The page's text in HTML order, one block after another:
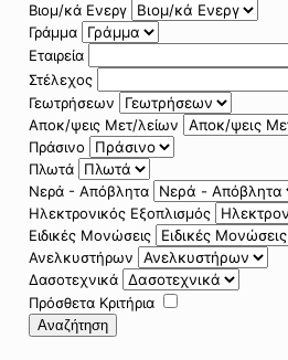
Βιομ/κά Ενεργ
Γράμμα
Εταιρεία
Στέλεχος
Γεωτρήσεων
Αποκ/ψεις Μετ/λείων
Πράσινο
Πλωτά
Νερά - Απόβλητα
Ηλεκτρονικός Εξοπλισμός
Ειδικές Μονώσεις
Ανελκυστήρων
Δασοτεχνικά
Πρόσθετα Κριτήρια
Αναζήτηση